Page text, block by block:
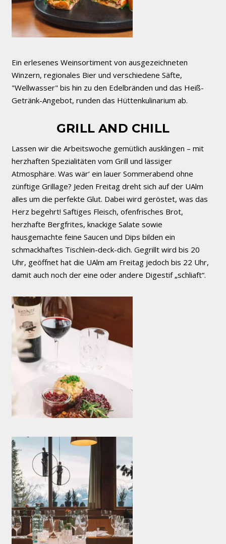
Ein erlesenes Weinsortiment von ausgezeichneten
Winzern, regionales Bier und verschiedene Säfte,
"Wellwasser" bis hin zu den Edelbränden und das Heiß-
Getränk-Angebot, runden das Hüttenkulinarium ab.
GRILL AND CHILL
Lassen wir die Arbeitswoche gemütlich ausklingen – mit
herzhaften Spezialitäten vom Grill und lässiger
Atmosphäre. Was wär‘ ein lauer Sommerabend ohne
zünftige Grillage? Jeden Freitag dreht sich auf der UAlm
alles um die perfekte Glut. Dabei wird geröstet, was das
Herz begehrt! Saftiges Fleisch, ofenfrisches Brot,
herzhafte Bergfrites, knackige Salate sowie
hausgemachte feine Saucen und Dips bilden ein
schmackhaftes Tischlein-deck-dich. Gegrillt wird bis 20
Uhr, geöffnet hat die UAlm am Freitag jedoch bis 22 Uhr,
damit auch noch der eine oder andere Digestif „schliaft“.